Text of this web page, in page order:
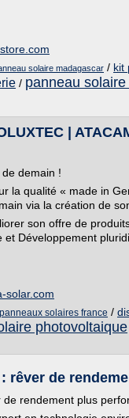
solaire madagascar / kit
/ panneau
|
demain !
la qualité « made in
via la création de
son offre de
Développement
solar.com
solaires france /
photovoltaique
rêver de
rendement plus